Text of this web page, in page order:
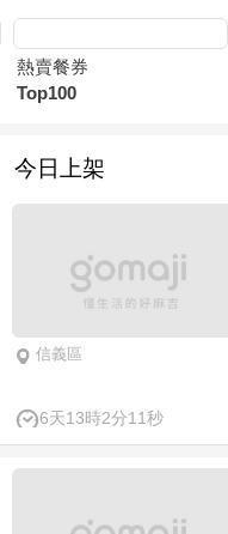
熱賣餐券
Top100
今日上架
信義區
6天13時2分10秒